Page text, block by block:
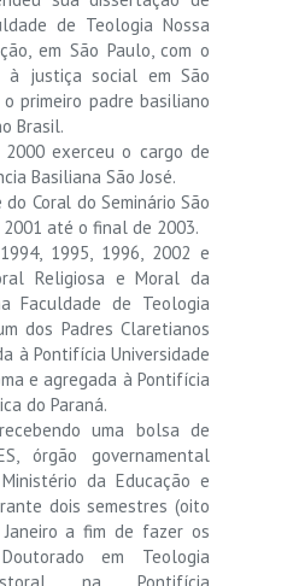
de Teologia Nossa
em São Paulo, com o
à justiça social em São
o primeiro padre basiliano
Brasil.
exerceu o cargo de
Basiliana São José.
Coral do Seminário São
até o final de 2003.
1995, 1996, 2002 e
Religiosa e Moral da
Faculdade de Teologia
dos Padres Claretianos
à Pontifícia Universidade
e agregada à Pontifícia
do Paraná.
uma bolsa de
órgão governamental
da Educação e
dois semestres (oito
a fim de fazer os
em Teologia